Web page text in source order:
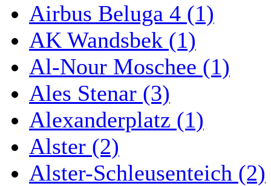
Airbus Beluga 4 (1)
AK Wandsbek (1)
Al-Nour Moschee (1)
Ales Stenar (3)
Alexanderplatz (1)
Alster (2)
Alster-Schleusenteich (2)